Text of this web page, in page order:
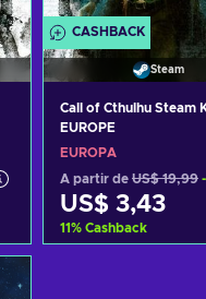
CASHBACK
Steam
Call of Cthulhu Steam
EUROPE
EUROPA
A partir de US$ 19,99
US$ 3,43
11% Cashback